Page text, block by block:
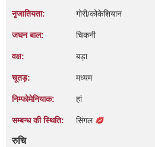
नृजातियता: गोरी/कोकेशियान
जघन बाल: चिकनी
वक्ष: बड़ा
चूतड़: मध्यम
निम्फोमेनियाक: हां
सम्बन्ध की स्थिति: सिंगल
रुचि